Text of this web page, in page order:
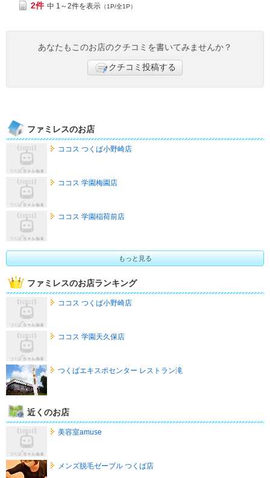
2件 中 1～2件を表示 （1P/全1P）
あなたもこのお店のクチコミを書いてみませんか？
クチコミ投稿する
ファミレスのお店
ココス つくば小野崎店
ココス 学園梅園店
ココス 学園稲荷前店
もっと見る
ファミレスのお店ランキング
ココス つくば小野崎店
ココス 学園天久保店
つくばエキスポセンター レストラン滝
近くのお店
美容室amuse
メンズ脱毛ゼーブル つくば店